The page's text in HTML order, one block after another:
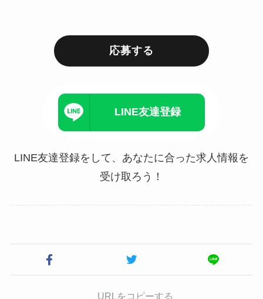
応募する
LINE友達登録
LINE友達登録をして、あなたに合った求人情報を
受け取ろう！
URLをコピーする